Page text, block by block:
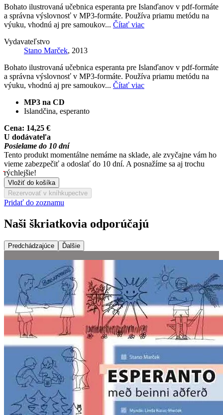
Bohato ilustrovaná učebnica esperanta pre Islanďanov v pdf-formáte
a správna výslovnosť v MP3-formáte. Používa priamu metódu na
výuku, vhodnú aj pre samoukov... Čítať viac
Vydavateľstvo
Stano Marček, 2013
Bohato ilustrovaná učebnica esperanta pre Islanďanov v pdf-formáte
a správna výslovnosť v MP3-formáte. Používa priamu metódu na
výuku, vhodnú aj pre samoukov... Čítať viac
MP3 na CD
Islandčina, esperanto
Cena: 14,25 €
U dodávateľa
Posielame do 10 dní
Tento produkt momentálne nemáme na sklade, ale zvyčajne vám ho
vieme zabezpečiť a odoslať do 10 dní. A posnažíme sa aj trochu
rýchlejšie!
Vložiť do košíka
Rezervovať v kníhkupectve
Pridať do zoznamu
Naši škriatkovia odporúčajú
Predchádzajúce Ďalšie